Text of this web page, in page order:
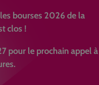
bourses 2026 de la
clos !
pour le prochain appel à